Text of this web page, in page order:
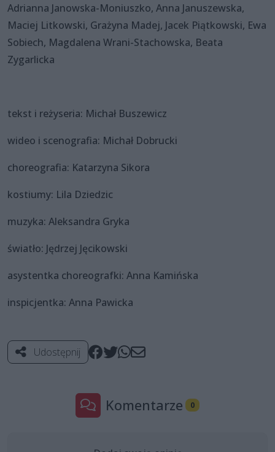
Adrianna Janowska-Moniuszko, Anna Januszewska,
Maciej Litkowski, Grażyna Madej, Jacek Piątkowski, Ewa
Sobiech, Magdalena Wrani-Stachowska, Beata
Zygarlicka
tekst i reżyseria: Michał Buszewicz
wideo i scenografia: Michał Dobrucki
choreografia: Katarzyna Sikora
kostiumy: Lila Dziedzic
muzyka: Aleksandra Gryka
światło: Jędrzej Jęcikowski
asystentka choreografki: Anna Kamińska
inspicjentka: Anna Pawicka
Udostępnij
Komentarze 0